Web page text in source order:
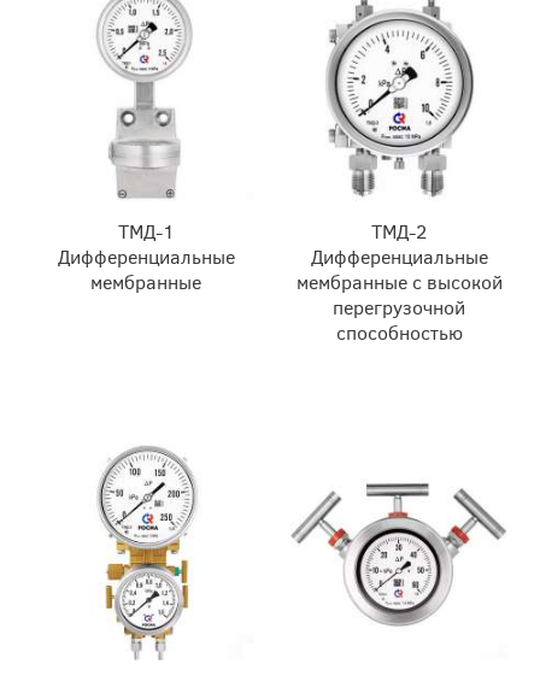
ТМД-1
Дифференциальные
мембранные
ТМД-2
Дифференциальные
мембранные с высокой
перегрузочной
способностью